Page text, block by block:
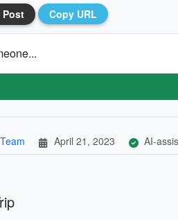
Post Copy URL
April 21, 2023 AI-